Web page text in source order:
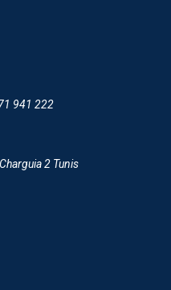
941 222
2 Tunis